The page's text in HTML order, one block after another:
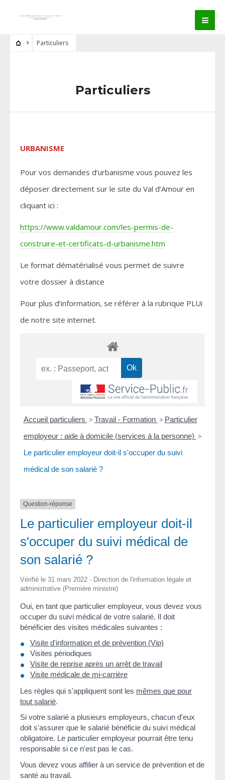
Particuliers
Particuliers
URBANISME
Pour vos demandes d’urbanisme vous pouvez les
déposer directement sur le site du Val d’Amour en
cliquant ici :
https://www.valdamour.com/les-permis-de-
construire-et-certificats-d-urbanisme.htm
Le format dématérialisé vous permet de suivre
votre dossier à distance
Pour plus d’information, se référer à la rubrique PLUi
de notre site internet.
Accueil particuliers > Travail - Formation > Particulier
employeur : aide à domicile (services à la personne) >
Le particulier employeur doit-il s'occuper du suivi
médical de son salarié ?
Question-réponse
Le particulier employeur doit-il
s'occuper du suivi médical de
son salarié ?
Vérifié le 31 mars 2022 - Direction de l'information légale et
administrative (Première ministre)
Oui, en tant que particulier employeur, vous devez vous
occuper du suivi médical de votre salarié. Il doit
bénéficier des visites médicales suivantes :
Visite d'information et de prévention (Vip)
Visites périodiques
Visite de reprise après un arrêt de travail
Visite médicale de mi-carrière
Les règles qui s'appliquent sont les mêmes que pour
tout salarié.
Si votre salarié a plusieurs employeurs, chacun d'eux
doit s'assurer que le salarié bénéficie du suivi médical
obligatoire. Le particulier employeur pourrait être tenu
responsable si ce n'est pas le cas.
Vous devez vous affilier à un service de prévention et de
santé au travail.